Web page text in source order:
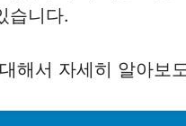
습니다.
해서 자세히 알아보